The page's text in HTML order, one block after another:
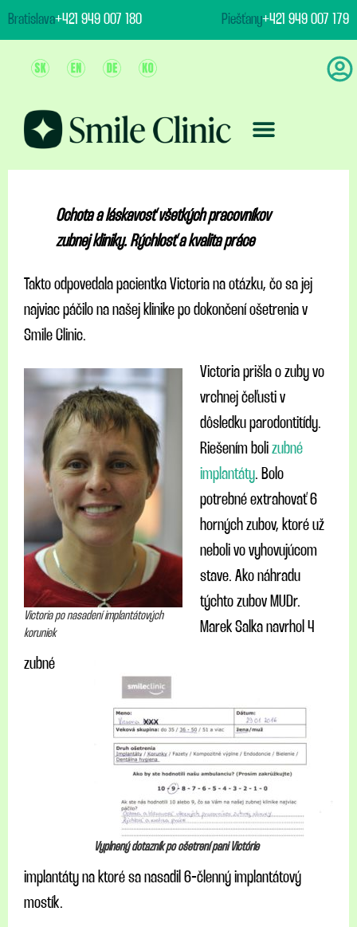
content
Bratislava+421 949 007 180 Piešťany+421 949 007 179
Ochota a láskavosť všetkých pracovníkov
zubnej kliniky. Rýchlosť a kvalita práce
Takto odpovedala pacientka Victoria na otázku, čo sa jej
najviac páčilo na našej klinike po dokončení ošetrenia v
Smile Clinic.
Victoria po nasadení implantátových
koruniek
Vyplnený dotazník po ošetrení pani Victórie
Victoria prišla o zuby vo
vrchnej čeľusti v
dôsledku parodontitídy.
Riešením boli zubné
implantáty. Bolo
potrebné extrahovať 6
horných zubov, ktoré už
neboli vo vyhovujúcom
stave. Ako náhradu
týchto zubov MUDr.
Marek Salka navrhol 4
zubné
implantáty na ktoré sa nasadil 6-členný implantátový
mostík.